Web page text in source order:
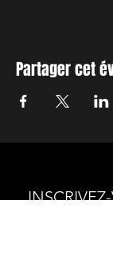
Partager cet